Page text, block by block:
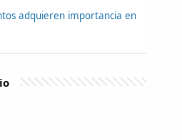
adquieren importancia en